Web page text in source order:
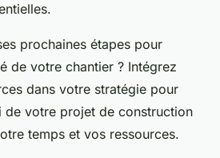
prochaines étapes pour
de votre chantier ? Intégrez
dans votre stratégie pour
de votre projet de construction
temps et vos ressources.